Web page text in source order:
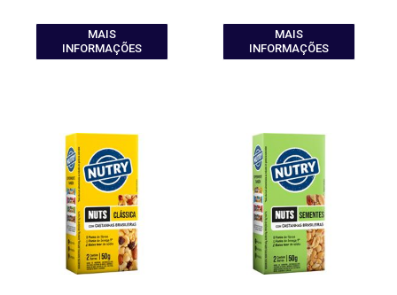
MAIS
INFORMAÇÕES
MAIS
INFORMAÇÕES